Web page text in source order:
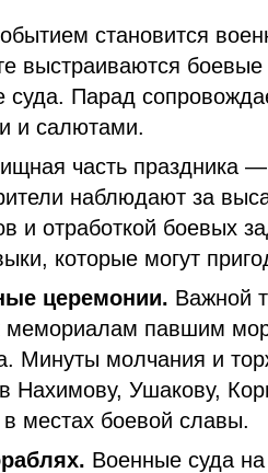
становится
выстраиваются боевые
Парад
и салютами.
часть праздника
наблюдают за
и отработкой боевых
которые могут
церемонии. Важной
мемориалам павшим
Минуты молчания и
Нахимову, Ушакову,
местах боевой славы.
Военные суда